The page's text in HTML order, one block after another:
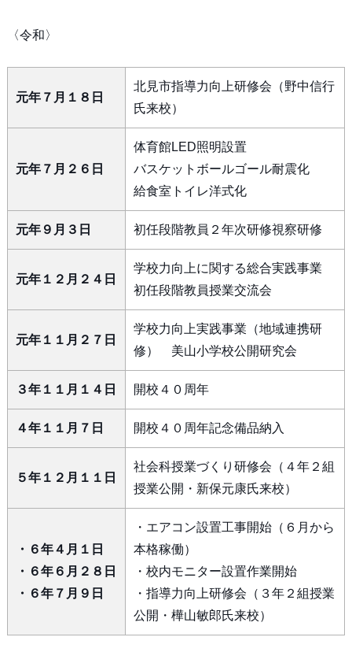
〈令和〉
元年７月１８日
北見市指導力向上研修会（野中信行
氏来校）
元年７月２６日
体育館LED照明設置
バスケットボールゴール耐震化
給食室トイレ洋式化
元年９月３日 初任段階教員２年次研修視察研修
元年１２月２４日
学校力向上に関する総合実践事業
初任段階教員授業交流会
元年１１月２７日
学校力向上実践事業（地域連携研
修） 美山小学校公開研究会
３年１１月１４日 開校４０周年
４年１１月７日 開校４０周年記念備品納入
５年１２月１１日
社会科授業づくり研修会（４年２組
授業公開・新保元康氏来校）
・６年４月１日
・６年６月２８日
・６年７月９日
・エアコン設置工事開始（６月から
本格稼働）
・校内モニター設置作業開始
・指導力向上研修会（３年２組授業
公開・樺山敏郎氏来校）